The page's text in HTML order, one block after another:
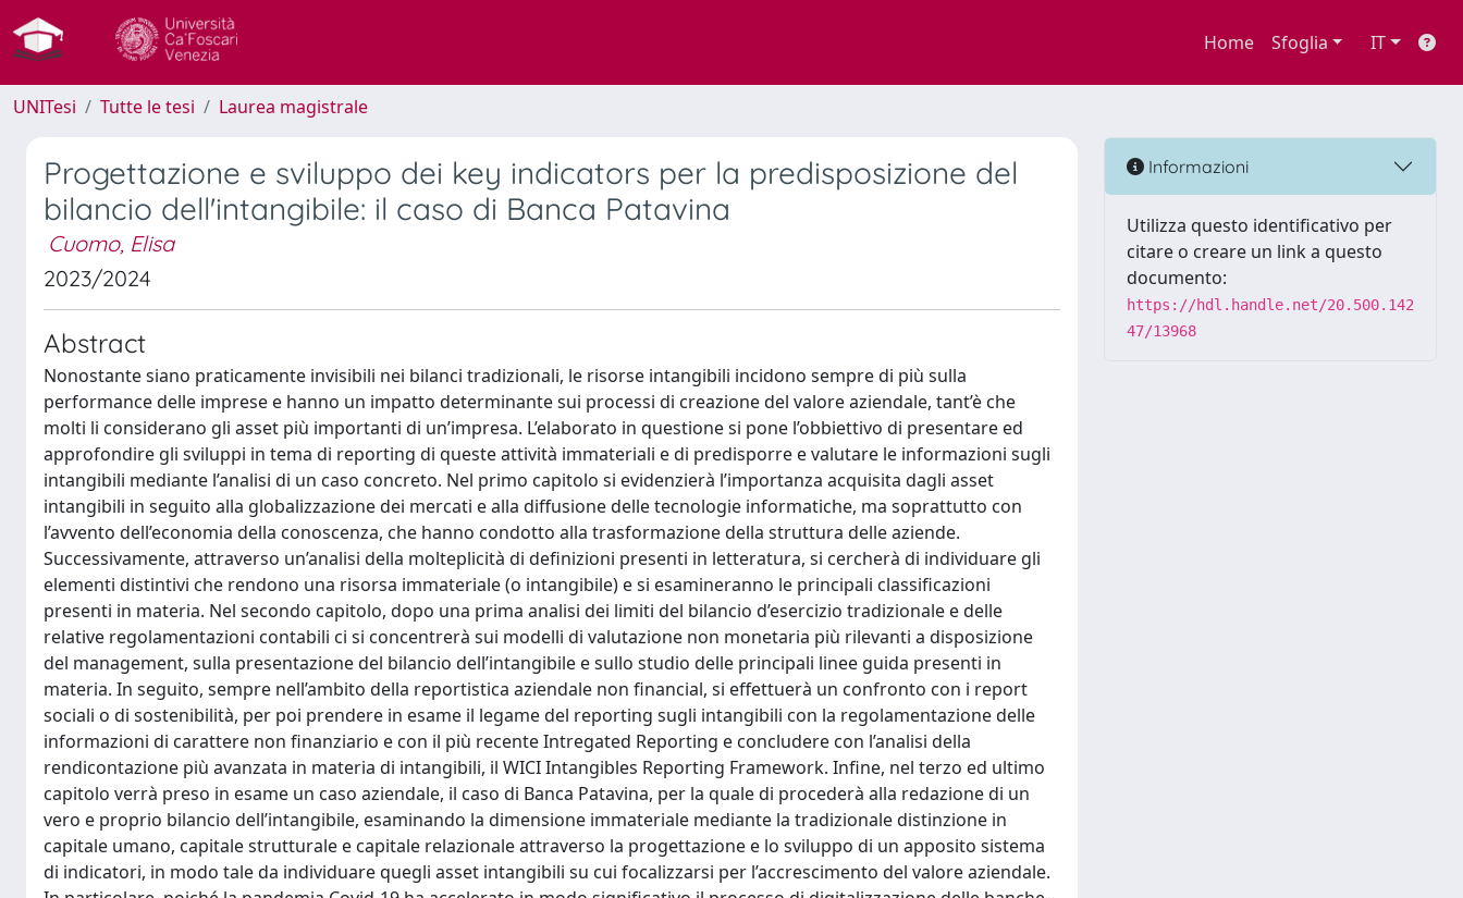
Home Sfoglia IT
UNITesi Tutte le tesi Laurea magistrale
Progettazione e sviluppo dei key indicators per la predisposizione del
bilancio dell'intangibile: il caso di Banca Patavina
Cuomo, Elisa
2023/2024
Abstract
Nonostante siano praticamente invisibili nei bilanci tradizionali, le risorse intangibili incidono sempre di più sulla
performance delle imprese e hanno un impatto determinante sui processi di creazione del valore aziendale, tant’è che
molti li considerano gli asset più importanti di un’impresa. L’elaborato in questione si pone l’obbiettivo di presentare ed
approfondire gli sviluppi in tema di reporting di queste attività immateriali e di predisporre e valutare le informazioni sugli
intangibili mediante l’analisi di un caso concreto. Nel primo capitolo si evidenzierà l’importanza acquisita dagli asset
intangibili in seguito alla globalizzazione dei mercati e alla diffusione delle tecnologie informatiche, ma soprattutto con
l’avvento dell’economia della conoscenza, che hanno condotto alla trasformazione della struttura delle aziende.
Successivamente, attraverso un’analisi della molteplicità di definizioni presenti in letteratura, si cercherà di individuare gli
elementi distintivi che rendono una risorsa immateriale (o intangibile) e si esamineranno le principali classificazioni
presenti in materia. Nel secondo capitolo, dopo una prima analisi dei limiti del bilancio d’esercizio tradizionale e delle
relative regolamentazioni contabili ci si concentrerà sui modelli di valutazione non monetaria più rilevanti a disposizione
del management, sulla presentazione del bilancio dell’intangibile e sullo studio delle principali linee guida presenti in
materia. In seguito, sempre nell’ambito della reportistica aziendale non financial, si effettuerà un confronto con i report
sociali o di sostenibilità, per poi prendere in esame il legame del reporting sugli intangibili con la regolamentazione delle
informazioni di carattere non finanziario e con il più recente Intregated Reporting e concludere con l’analisi della
rendicontazione più avanzata in materia di intangibili, il WICI Intangibles Reporting Framework. Infine, nel terzo ed ultimo
capitolo verrà preso in esame un caso aziendale, il caso di Banca Patavina, per la quale di procederà alla redazione di un
vero e proprio bilancio dell’intangibile, esaminando la dimensione immateriale mediante la tradizionale distinzione in
capitale umano, capitale strutturale e capitale relazionale attraverso la progettazione e lo sviluppo di un apposito sistema
di indicatori, in modo tale da individuare quegli asset intangibili su cui focalizzarsi per l’accrescimento del valore aziendale.
Informazioni
Utilizza questo identificativo per
citare o creare un link a questo
documento:
https://hdl.handle.net/20.500.142
47/13968